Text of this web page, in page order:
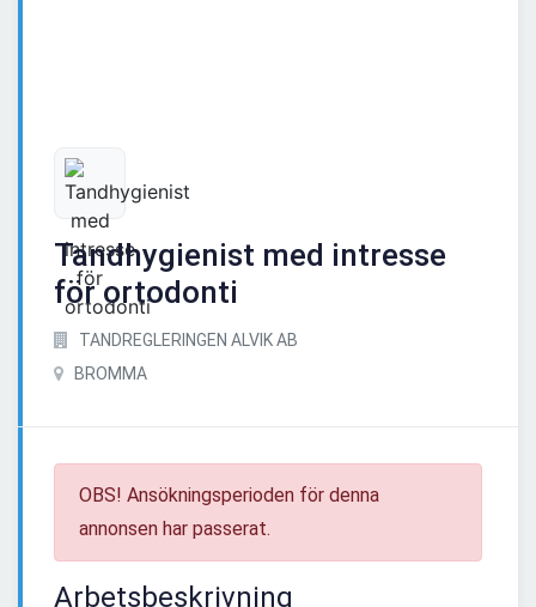
Tandhygienist med intresse
för ortodonti
TANDREGLERINGEN ALVIK AB
BROMMA
OBS! Ansökningsperioden för denna
annonsen har passerat.
Arbetsbeskrivning